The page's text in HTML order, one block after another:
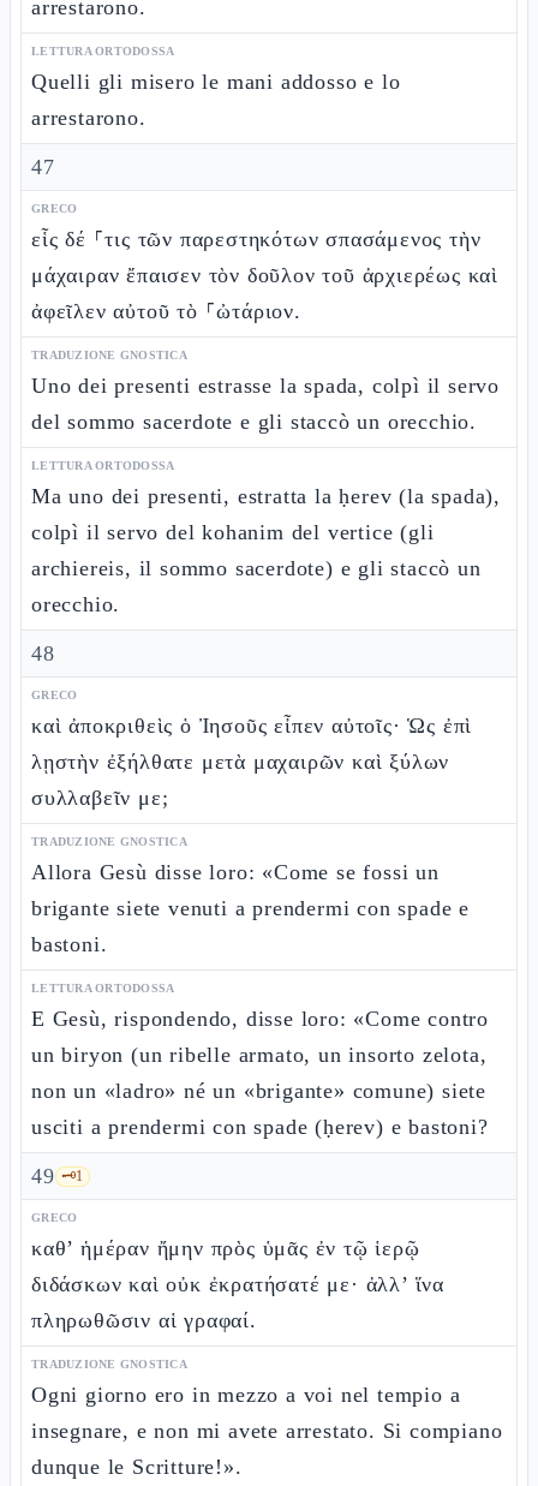
arrestarono.
LETTURA ORTODOSSA
Quelli gli misero le mani addosso e lo
arrestarono.
47
GRECO
εἷς δέ ⸀τις τῶν παρεστηκότων σπασάμενος τὴν
μάχαιραν ἔπαισεν τὸν δοῦλον τοῦ ἀρχιερέως καὶ
ἀφεῖλεν αὐτοῦ τὸ ⸀ὠτάριον.
TRADUZIONE GNOSTICA
Uno dei presenti estrasse la spada, colpì il servo
del sommo sacerdote e gli staccò un orecchio.
LETTURA ORTODOSSA
Ma uno dei presenti, estratta la ḥerev (la spada),
colpì il servo del kohanim del vertice (gli
archiereis, il sommo sacerdote) e gli staccò un
orecchio.
48
GRECO
καὶ ἀποκριθεὶς ὁ Ἰησοῦς εἶπεν αὐτοῖς· Ὡς ἐπὶ
λῃστὴν ἐξήλθατε μετὰ μαχαιρῶν καὶ ξύλων
συλλαβεῖν με;
TRADUZIONE GNOSTICA
Allora Gesù disse loro: «Come se fossi un
brigante siete venuti a prendermi con spade e
bastoni.
LETTURA ORTODOSSA
E Gesù, rispondendo, disse loro: «Come contro
un biryon (un ribelle armato, un insorto zelota,
non un «ladro» né un «brigante» comune) siete
usciti a prendermi con spade (ḥerev) e bastoni?
49 🗝️1
GRECO
καθ’ ἡμέραν ἤμην πρὸς ὑμᾶς ἐν τῷ ἱερῷ
διδάσκων καὶ οὐκ ἐκρατήσατέ με· ἀλλ’ ἵνα
πληρωθῶσιν αἱ γραφαί.
TRADUZIONE GNOSTICA
Ogni giorno ero in mezzo a voi nel tempio a
insegnare, e non mi avete arrestato. Si compiano
dunque le Scritture!».